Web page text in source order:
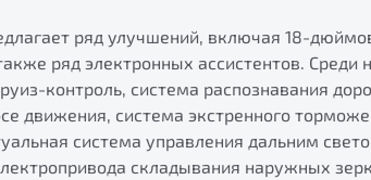
ряд улучшений, включая 18-
ряд электронных ассистентов. Среди
контроль, система распознавания
движения, система экстренного
система управления дальним
складывания наружных